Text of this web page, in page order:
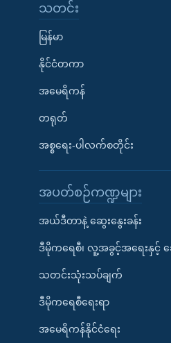
သတင်း
မြန်မာ
နိုင်ငံတကာ
အမေရိကန်
တရုတ်
အစ္စရေး-ပါလက်စတိုင်း
အပတ်စဉ်ကဏ္ဍများ
အယ်ဒီတာနဲ့ ဆွေးနွေးခန်း
ဒီမိုကရေစီ၊ လူ့အခွင့်အရေးနှင့် ခ
သတင်းသုံးသပ်ချက်
ဒီမိုကရေစီရေးရာ
အမေရိကန်နိုင်ငံရေး